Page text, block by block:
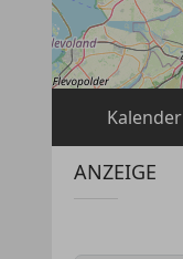
Kalender
ANZEIGE